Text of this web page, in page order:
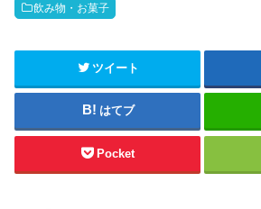
飲み物・お菓子
ツイート
はてブ
Pocket